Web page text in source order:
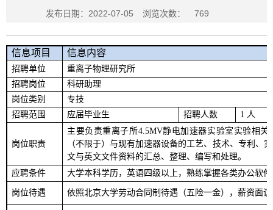
发布日期：2022-07-05 浏览次数： 769
信息项目 信息内容
招聘单位
重离子物理研究所
招聘岗位
科研助理
岗位类别
专技
招聘范围
应届毕业生 招聘人数 1 人
岗位职责
主要负责重离子所4.5MV静电加速器实验室实验相关
（不限于）与现有加速器设备的工艺、技术、专利、
文与英文文件资料的汇总、整理、编写和处理。
应聘条件
大学本科学历，英语四级以上，熟练掌握各类办公软
岗位待遇 依照北京大学劳动合同制待遇（五险一金），薪资面议